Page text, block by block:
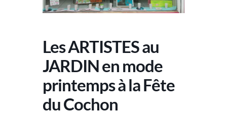
Les ARTISTES au
JARDIN en mode
printemps à la Fête
du Cochon